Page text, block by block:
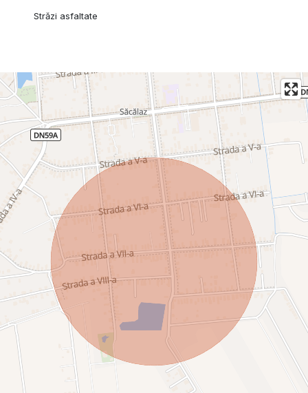
Străzi asfaltate